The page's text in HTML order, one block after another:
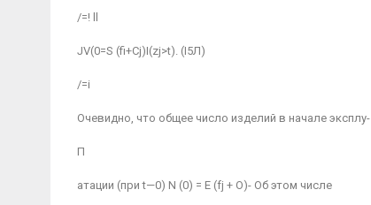
/=! ll
JV(0=S (fi+Cj)I(zj>t). (І5Л)
/=і
Очевидно, что общее число изделий в начале эксплу-
П
атации (при t—0) N (0) = Е (fj + O)- Об этом числе